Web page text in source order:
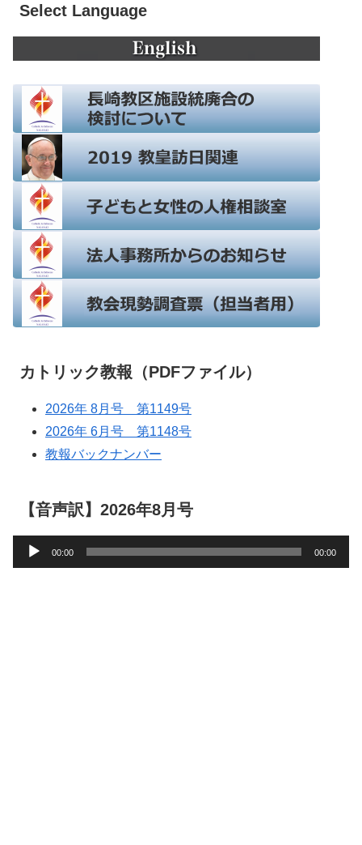
Select Language
カトリック教報（PDFファイル）
2026年 8月号 第1149号
2026年 6月号 第1148号
教報バックナンバー
【音声訳】2026年8月号
声
00:00 00:00